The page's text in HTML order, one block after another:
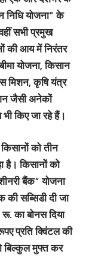
निधि योजना” के
सभी प्रमुख
की आय में निरंतर
योजना, किसान
मिशन, कृषि यंत्र
जैसी अनेकों
भी किए जा रहे हैं।
को तीन
है। किसानों को
बैंक“ योजना
सब्सिडी दी जा
का बोनस दिया
प्रति क्विंटल की
बिल्कुल मुफ्त कर